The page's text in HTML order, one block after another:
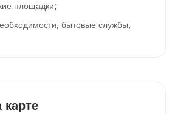
площадки;
бытовые службы,